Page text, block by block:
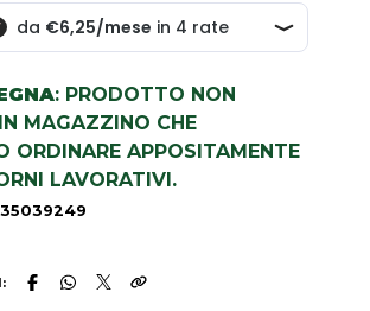
: PRODOTTO NON
MAGAZZINO CHE
ORDINARE APPOSITAMENTE
LAVORATIVI.